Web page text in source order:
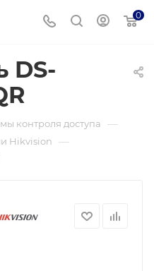
0
DS-
контроля доступа —
Hikvision —